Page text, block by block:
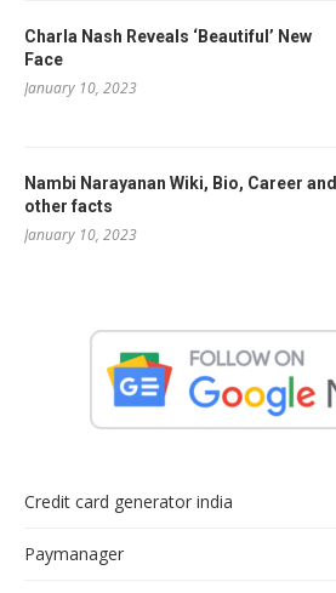
Charla Nash Reveals ‘Beautiful’ New
Face
January 10, 2023
Nambi Narayanan Wiki, Bio, Career and
other facts
January 10, 2023
Credit card generator india
Paymanager